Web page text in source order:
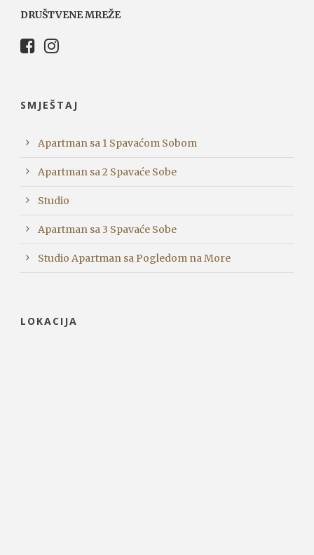
DRUŠTVENE MREŽE
SMJEŠTAJ
Apartman sa 1 Spavaćom Sobom
Apartman sa 2 Spavaće Sobe
Studio
Apartman sa 3 Spavaće Sobe
Studio Apartman sa Pogledom na More
LOKACIJA